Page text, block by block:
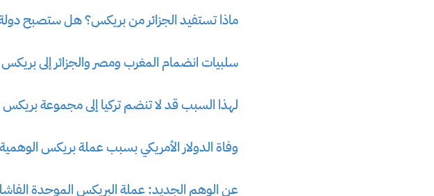
ماذا تستفيد الجزائر من بريكس؟ هل ستصبح
سلبيات انضمام المغرب ومصر والجزائر إلى بريكس
لهذا السبب قد لا تنضم تركيا إلى مجموعة بريكس
وفاة الدولار الأمريكي بسبب عملة بريكس الوهمية
عن الوهم الجديد: عملة البريكس الموحدة